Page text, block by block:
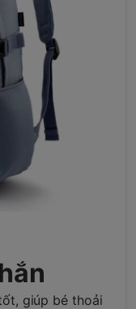
giúp bé thoải